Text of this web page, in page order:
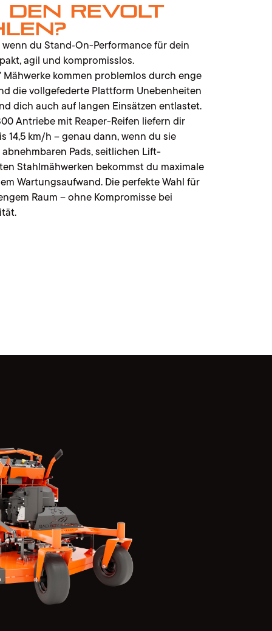
den Revolt
wenn du Stand‑On-Performance für dein
agil und kompromisslos.
Mähwerke kommen problemlos durch enge
die vollgefederte Plattform Unebenheiten
dich auch auf langen Einsätzen entlastet.
Antriebe mit Reaper-Reifen liefern dir
14,5 km/h – genau dann, wenn du sie
Pads, seitlichen Lift-
Stahlmähwerken bekommst du maximale
Wartungsaufwand. Die perfekte Wahl für
Raum – ohne Kompromisse bei